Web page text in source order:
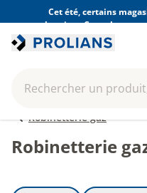
Cet été, certains
horaires. Consultez
visite.
Rechercher un
Robinetterie gaz
Robinetterie